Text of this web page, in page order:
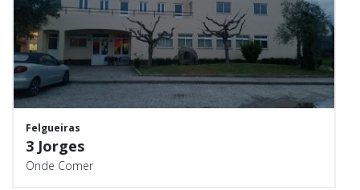
Felgueiras
3 Jorges
Onde Comer